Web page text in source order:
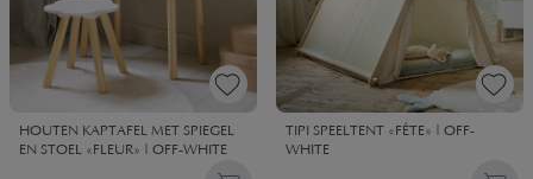
HOUTEN KAPTAFEL MET SPIEGEL
EN STOEL «FLEUR» | OFF-WHITE
TIPI SPEELTENT «FÊTE» | OFF-
WHITE